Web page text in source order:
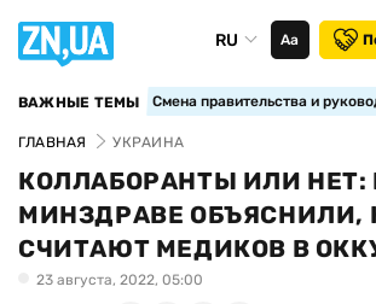
RU Аа
ВАЖНЫЕ ТЕМЫ Смена правительства и
ГЛАВНАЯ УКРАИНА
КОЛЛАБОРАНТЫ ИЛИ НЕТ:
МИНЗДРАВЕ ОБЪЯСНИЛИ,
СЧИТАЮТ МЕДИКОВ В
23 августа, 2022, 05:00